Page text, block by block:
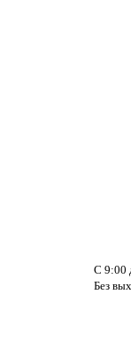
С 9:00
Без